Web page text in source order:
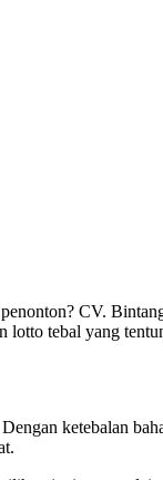
CV.
lotto tebal yang
ketebalan